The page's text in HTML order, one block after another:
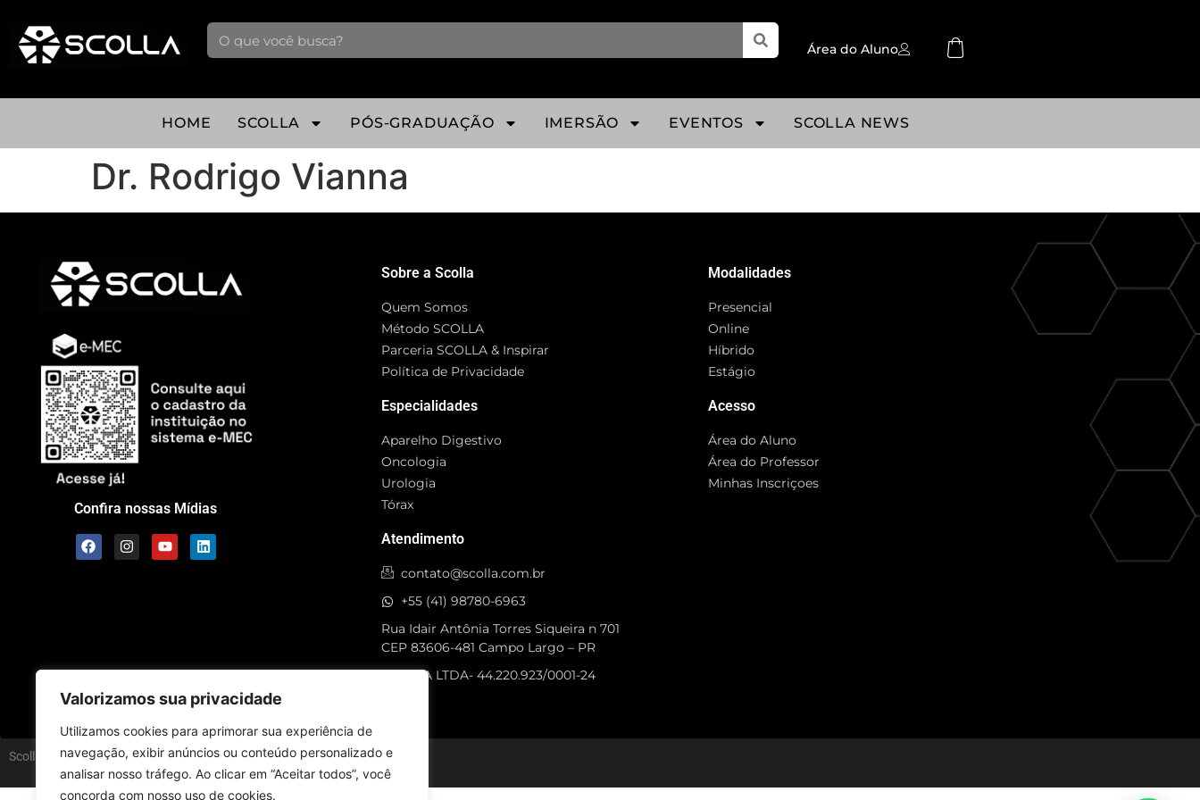
Valorizamos sua privacidade
Utilizamos cookies para aprimorar sua experiência de
navegação, exibir anúncios ou conteúdo personalizado e
analisar nosso tráfego. Ao clicar em “Aceitar todos”, você
concorda com nosso uso de cookies.
Área do Aluno
HOME SCOLLA PÓS-GRADUAÇÃO IMERSÃO EVENTOS SCOLLA NEWS
Dr. Rodrigo Vianna
Confira nossas Mídias
Sobre a Scolla
Quem Somos
Método SCOLLA
Parceria SCOLLA & Inspirar
Política de Privacidade
Especialidades
Aparelho Digestivo
Oncologia
Urologia
Tórax
Atendimento
contato@scolla.com.br
+55 (41) 98780-6963
Rua Idair Antônia Torres Siqueira n 701
CEP 83606-481 Campo Largo – PR
SCOLLA LTDA- 44.220.923/0001-24
Modalidades
Presencial
Online
Híbrido
Estágio
Acesso
Área do Aluno
Área do Professor
Minhas Inscriçoes
Scolla © – Todos os Direitos Reservados